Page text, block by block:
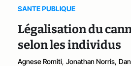
SANTE PUBLIQUE
Légalisation du
selon les individus
Agnese Romiti, Jonathan Norris,